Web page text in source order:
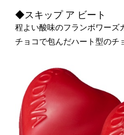
◆スキップ ア ビート
程よい酸味のフランボワーズ
チョコで包んだハート型のチ